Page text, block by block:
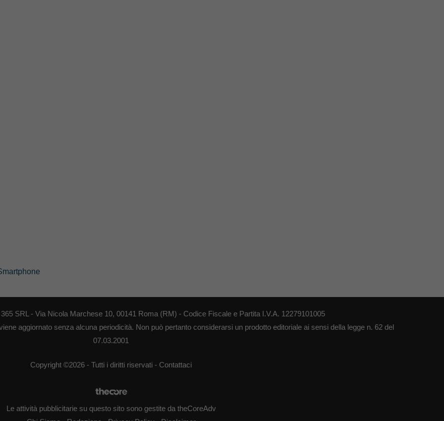
SRL - Via Nicola Marchese 10, 00141 Roma (RM) - Codice Fiscale e Partita I.V.A. 12279101005
aggiornato senza alcuna periodicità. Non può pertanto considerarsi un prodotto editoriale ai sensi della legge n. 62 del
07.03.2001
Copyright ©2026 - Tutti i diritti riservati - Contattaci
Le attività pubblicitarie su questo sito sono gestite da theCoreAdv